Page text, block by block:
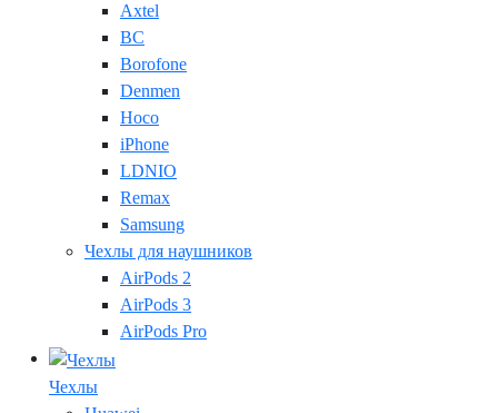
Axtel
BC
Borofone
Denmen
Hoco
iPhone
LDNIO
Remax
Samsung
Чехлы для наушников
AirPods 2
AirPods 3
AirPods Pro
Чехлы